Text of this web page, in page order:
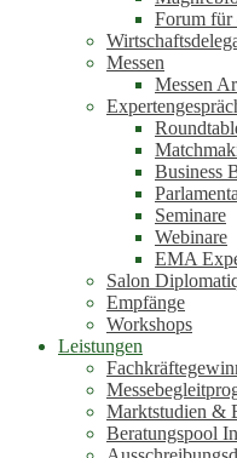
Forum für
Messen
Messen
Business
Seminare
Webinare
EMA
Salon
Empfänge
Workshops
Leistungen
Marktstudien &
Beratungspool